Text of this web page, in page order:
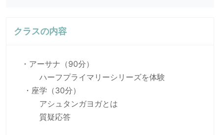
クラスの内容
・アーサナ（90分）
ハーフプライマリーシリーズを体験
・座学（30分）
アシュタンガヨガとは
質疑応答